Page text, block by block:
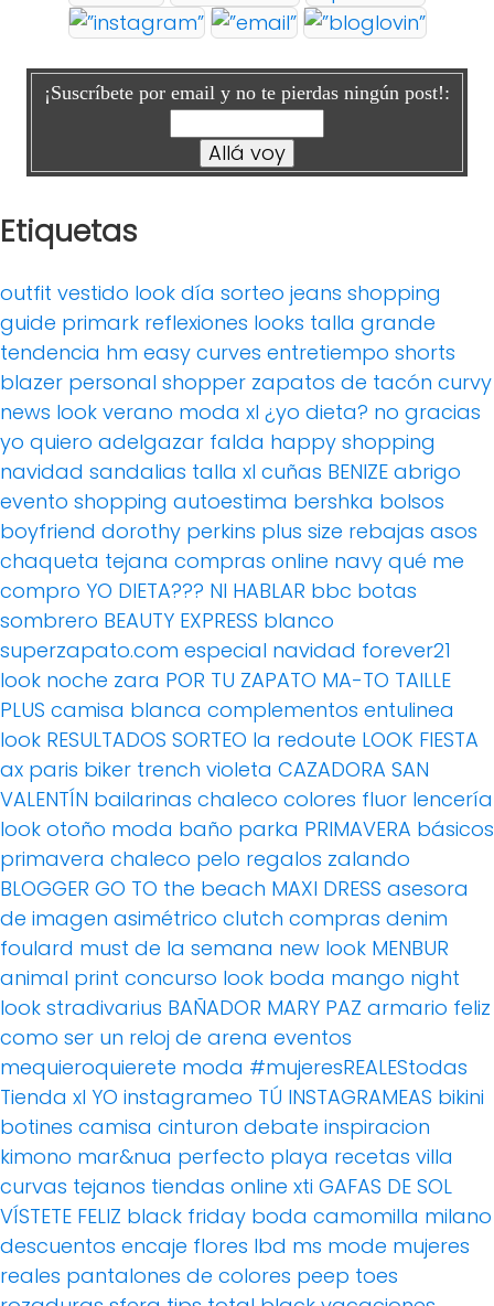
¡Suscríbete por email y no te pierdas ningún post!:
Etiquetas
outfit vestido look día sorteo jeans shopping
guide primark reflexiones looks talla grande
tendencia hm easy curves entretiempo shorts
blazer personal shopper zapatos de tacón curvy
news look verano moda xl ¿yo dieta? no gracias
yo quiero adelgazar falda happy shopping
navidad sandalias talla xl cuñas BENIZE abrigo
evento shopping autoestima bershka bolsos
boyfriend dorothy perkins plus size rebajas asos
chaqueta tejana compras online navy qué me
compro YO DIETA??? NI HABLAR bbc botas
sombrero BEAUTY EXPRESS blanco
superzapato.com especial navidad forever21
look noche zara POR TU ZAPATO MA-TO TAILLE
PLUS camisa blanca complementos entulinea
look RESULTADOS SORTEO la redoute LOOK FIESTA
ax paris biker trench violeta CAZADORA SAN
VALENTÍN bailarinas chaleco colores fluor lencería
look otoño moda baño parka PRIMAVERA básicos
primavera chaleco pelo regalos zalando
BLOGGER GO TO the beach MAXI DRESS asesora
de imagen asimétrico clutch compras denim
foulard must de la semana new look MENBUR
animal print concurso look boda mango night
look stradivarius BAÑADOR MARY PAZ armario feliz
como ser un reloj de arena eventos
mequieroquierete moda #mujeresREALEStodas
Tienda xl YO instagrameo TÚ INSTAGRAMEAS bikini
botines camisa cinturon debate inspiracion
kimono mar&nua perfecto playa recetas villa
curvas tejanos tiendas online xti GAFAS DE SOL
VÍSTETE FELIZ black friday boda camomilla milano
descuentos encaje flores lbd ms mode mujeres
reales pantalones de colores peep toes